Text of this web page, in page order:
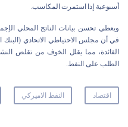
أسبوعية إذا استمرت المكاسب.
ويعطي تحسن بيانات الناتج المحلي
في أن مجلس الاحتياطي الاتحادي
الفائدة، مما يقلل الخوف من تقلص
الطلب على النفط.
اقتصاد النفط الاميركي